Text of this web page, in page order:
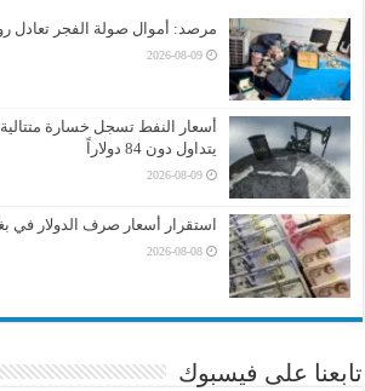
مرصد: أموال صولة الفجر تعادل
2026-08-09
أسعار النفط تسجل خسارة
يتداول دون 84 دولاراً
2026-08-09
استقرار أسعار صرف الدولار في
2026-08-08
تابعنا على فيسبوك